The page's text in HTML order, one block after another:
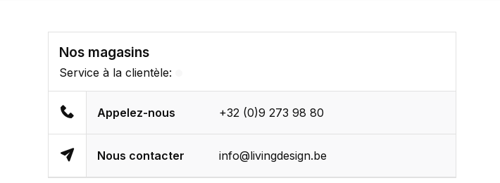
Nos magasins
Service à la clientèle:
Appelez-nous +32 (0)9 273 98 80
Nous contacter info@livingdesign.be